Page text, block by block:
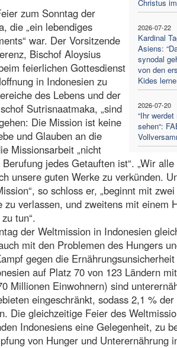
Christus
2026-07-22
Kardinal
Asiens:
synodal
von den
Kides
2026-07-20
“Ihr
sehen“:
zum Sonntag der
die „ein lebendiges
war. Der Vorsitzende
Bischof Aloysius
feierlichen Gottesdienst
in Indonesien zu
des Lebens und der
Sutrisnaatmaka, „sind
Die Mission ist keine
und Glauben an die
Missionsarbeit „nicht
jedes Getauften ist“. „Wir alle
unsere guten Werke zu verkünden.
so schloss er, „beginnt mit
verlassen, und zweitens mit einem
tun“.
der Weltmission in Indonesien
mit den Problemen des Hungers
gegen die
auf Platz 70 von 123 Ländern
Millionen Einwohnern) sind
eingeschränkt, sodass 2,1 %
Die gleichzeitige Feier des
Indonesiens eine Gelegenheit, zu
von Hunger und Unterernährung